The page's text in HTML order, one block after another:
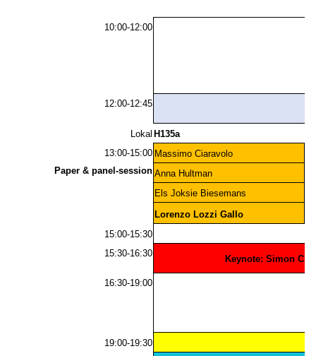
10:00-12:00
12:00-12:45
Lokal H135a
13:00-15:00
Paper & panel-session
Massimo Ciaravolo
Anna Hultman
Els Joksie Biesemans
Lorenzo Lozzi Gallo
15:00-15:30
15:30-16:30
Keynote: Simon
16:30-19:00
19:00-19:30